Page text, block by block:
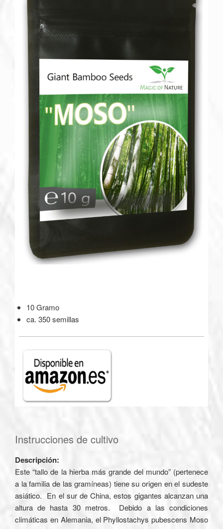
10 Gramo
ca. 350 semillas
Instrucciones de cultivo
Descripción:
Este “tallo de la hierba más grande del mundo” (pertenece
a la familia de las gramíneas) tiene su origen en el sudeste
asiático. En el sur de China, estos gigantes alcanzan una
altura de hasta 30 metros. Debido a las condiciones
climáticas en Alemania, el Phyllostachys pubescens Moso